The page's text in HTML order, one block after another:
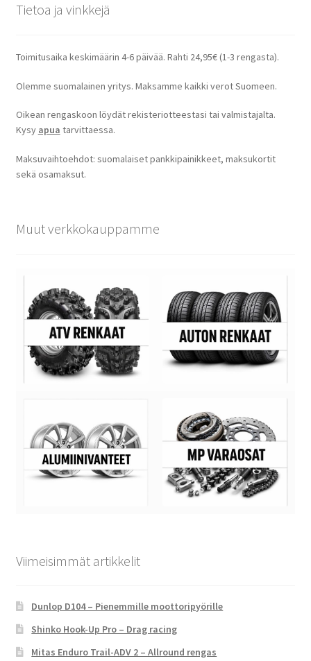
Tietoa ja vinkkejä
Toimitusaika keskimäärin 4-6 päivää. Rahti 24,95€ (1-3 rengasta).
Olemme suomalainen yritys. Maksamme kaikki verot Suomeen.
Oikean rengaskoon löydät rekisteriotteestasi tai valmistajalta.
Kysy apua tarvittaessa.
Maksuvaihtoehdot: suomalaiset pankkipainikkeet, maksukortit
sekä osamaksut.
Muut verkkokauppamme
Viimeisimmät artikkelit
Dunlop D104 – Pienemmille moottoripyörille
Shinko Hook-Up Pro – Drag racing
Mitas Enduro Trail-ADV 2 – Allround rengas